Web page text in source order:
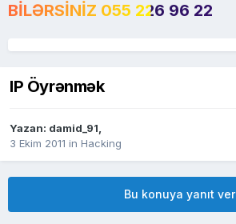
BILƏRSINIZ 055 226 96 22
IP Öyrənmək
Yazan: damid_91,
3 Ekim 2011 in Hacking
Bu konuya yanıt ver